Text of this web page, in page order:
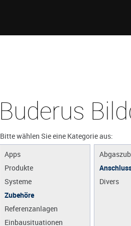
Buderus
Bitte wählen Sie eine Kategorie aus:
Apps
Produkte
Systeme
Zubehöre
Referenzanlagen
Einbausituationen
Divers